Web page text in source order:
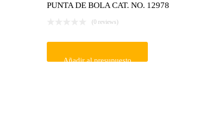
PUNTA DE BOLA CAT. NO. 12978
(0 reviews)
Añadir al presupuesto